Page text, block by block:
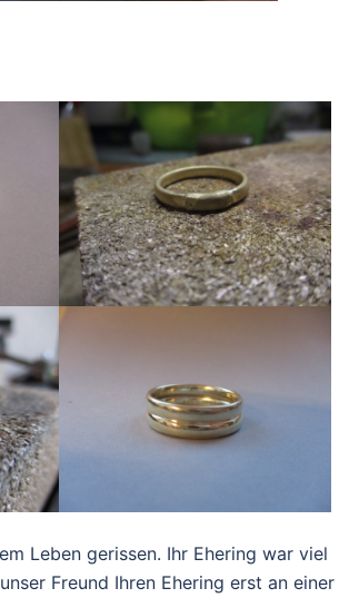
Leben gerissen. Ihr Ehering war viel
Freund Ihren Ehering erst an einer